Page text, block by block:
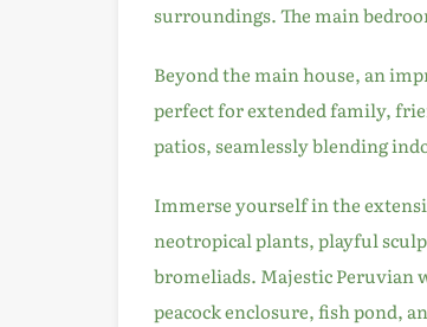
surroundings. The main
Beyond the main house, an
perfect for extended family,
patios, seamlessly blending
Immerse yourself in the
neotropical plants, playful
bromeliads. Majestic Peruvian
peacock enclosure, fish pond,